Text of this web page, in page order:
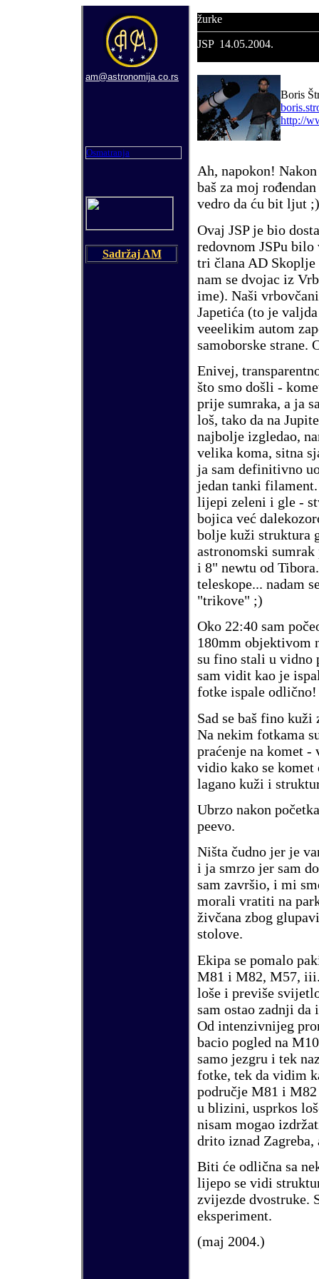
am@astronomija.co.rs
Osmatranja
Sadržaj AM
žurke
JSP 14.05.2004.
Boris
http://
Ah, napokon!
baš za moj rođ
vedro da ću bit ljut ;)
Ovaj JSP je bio
redovnom JSPu bilo
tri člana AD
nam se dvojac iz
ime). Naši vrbovč
Japetića (to je
veeelikim autom
samoborske strane.
Enivej,
što smo došli -
prije sumraka, a ja
loš, tako da na
najbolje izgledao,
velika koma, sitna
ja sam definitivno
jedan tanki
lijepi zeleni i gle -
bojica već
bolje kuži struktura
astronomski
i 8" newtu od
teleskope... nadam
"trikove" ;)
Oko 22:40 sam poč
180mm objektivom
su fino stali u vidno
sam vidit kao je
fotke ispale odlič
Sad se baš fino kuži
Na nekim fotkama
praćenje na komet -
vidio kako se komet
lagano kuži i
Ubrzo nakon poč
peevo.
Ništa čudno jer je
i ja smrzo jer sam do
sam završio, i mi
morali vratiti na
živčana zbog
stolove.
Ekipa se pomalo
M81 i M82, M57,
loše i previše
sam ostao zadnji da
Od intenzivnijeg
bacio pogled na
samo jezgru i tek
fotke, tek da vidim
područje M81 i M82
u blizini, usprkos loš
nisam mogao izdrž
drito iznad Z
Biti će odlična sa
lijepo se vidi
zvijezde dvostruke.
eksperiment.
(maj 2004.)